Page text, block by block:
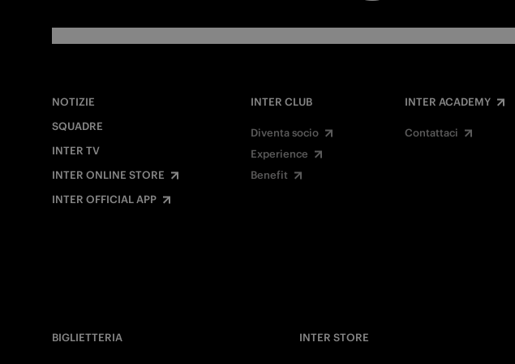
NOTIZIE
SQUADRE
INTER TV
INTER ONLINE STORE
INTER OFFICIAL APP
INTER CLUB
Diventa socio
Experience
Benefit
INTER ACADEMY
Contattaci
BIGLIETTERIA
INTER STORE